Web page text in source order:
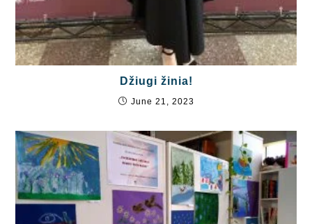
Džiugi žinia!
June 21, 2023